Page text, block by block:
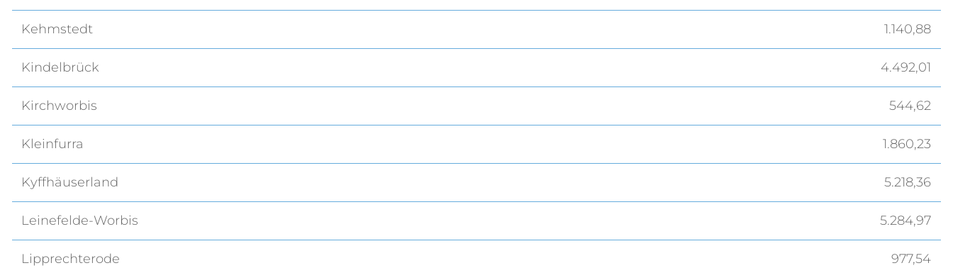
Kehmstedt 1.140,88
Kindelbrück 4.492,01
Kirchworbis 544,62
Kleinfurra 1.860,23
Kyffhäuserland 5.218,36
Leinefelde-Worbis 5.284,97
Lipprechterode 977,54